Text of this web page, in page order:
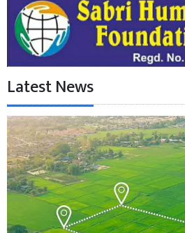
Latest News